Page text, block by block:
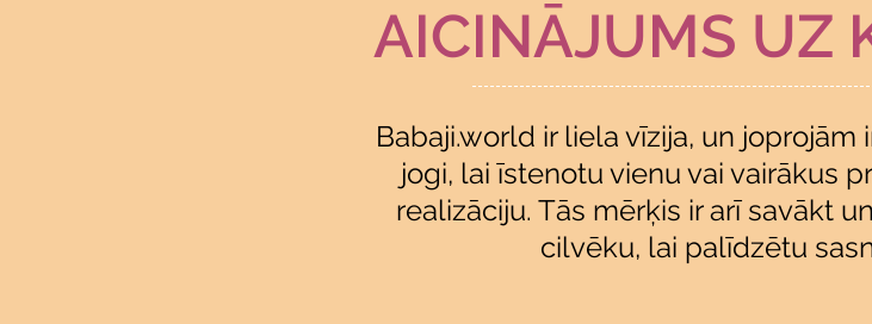
AICINĀJUMS UZ
Babaji.world ir liela vīzija, un
jogi, lai īstenotu vienu vai vairākus
realizāciju. Tās mērķis ir arī savākt
cilvēku, lai palīdzētu